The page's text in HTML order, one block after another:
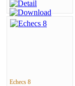
Echecs 8